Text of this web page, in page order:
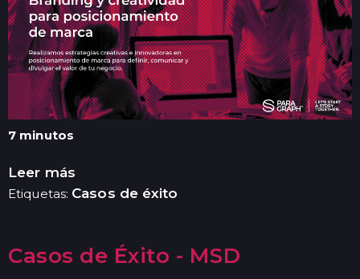
7 minutos
Leer más
Etiquetas: Casos de éxito
Casos de Éxito - MSD